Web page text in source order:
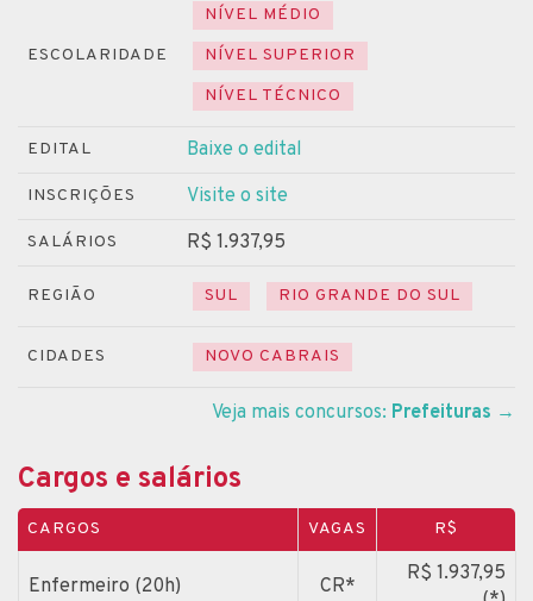
ESCOLARIDADE
NÍVEL MÉDIO
NÍVEL SUPERIOR
NÍVEL TÉCNICO
EDITAL Baixe o edital
INSCRIÇÕES Visite o site
SALÁRIOS R$ 1.937,95
REGIÃO SUL RIO GRANDE DO SUL
CIDADES NOVO CABRAIS
Veja mais concursos: Prefeituras →
Cargos e salários
CARGOS VAGAS R$
Enfermeiro (20h) CR*
R$ 1.937,95